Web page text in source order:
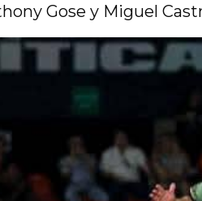
Gose y Miguel